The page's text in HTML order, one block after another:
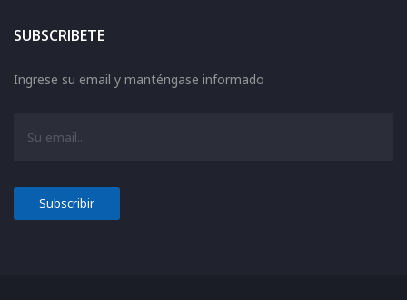
SUBSCRIBETE
Ingrese su email y manténgase informado